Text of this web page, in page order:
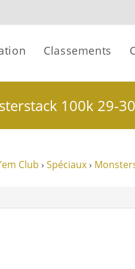
Classements
100k 29-
Club › Spéciaux ›